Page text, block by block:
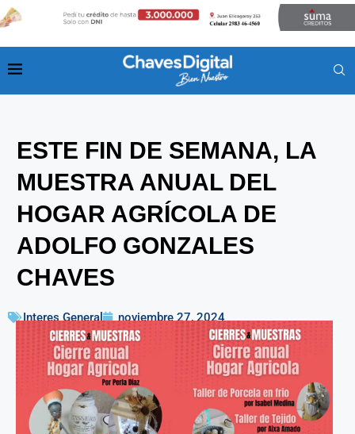
ESTE FIN DE SEMANA, LA
MUESTRA ANUAL DEL
HOGAR AGRÍCOLA DE
ADOLFO GONZALES
CHAVES
Interes General noviembre 27, 2024